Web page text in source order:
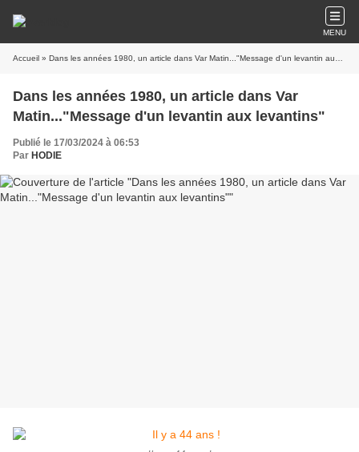
MENU
Accueil » Dans les années 1980, un article dans Var Matin..."Message d'un levantin aux levantins"
Dans les années 1980, un article dans Var
Matin..."Message d'un levantin aux levantins"
Publié le 17/03/2024 à 06:53
Par HODIE